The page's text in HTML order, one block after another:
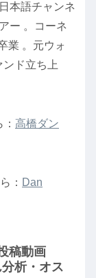
本語チャンネ
ー 。コーネ
業 。元ウォ
ド立ち上
高橋ダン
： Dan
稿動画
析・オス